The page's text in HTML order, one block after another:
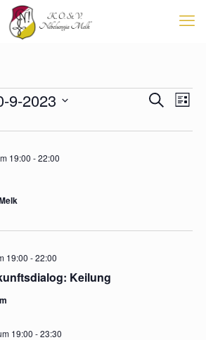
Suche
SucheListe
9-2023
19:00 -22:00
Keilung
19:00 -22:00
19:00 -23:30